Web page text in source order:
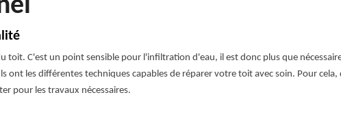
C'est un point sensible pour l'infiltration d'eau, il est donc plus que
les différentes techniques capables de réparer votre toit avec soin. Pour cela,
pour les travaux nécessaires.